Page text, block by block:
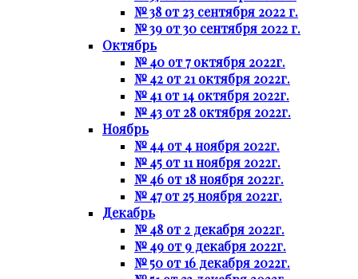
№ 38 от 23 сентября 2022 г.
№ 39 от 30 сентября 2022 г.
Октябрь
№ 40 от 7 октября 2022г.
№ 42 от 21 октября 2022г.
№ 41 от 14 октября 2022г.
№ 43 от 28 октября 2022г.
Ноябрь
№ 44 от 4 ноября 2022г.
№ 45 от 11 ноября 2022г.
№ 46 от 18 ноября 2022г.
№ 47 от 25 ноября 2022г.
Декабрь
№ 48 от 2 декабря 2022г.
№ 49 от 9 декабря 2022г.
№ 50 от 16 декабря 2022г.